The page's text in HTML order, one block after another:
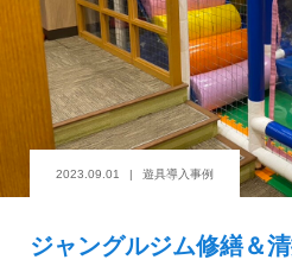
2023.09.01 遊具導入事例
ジャングルジム修繕＆